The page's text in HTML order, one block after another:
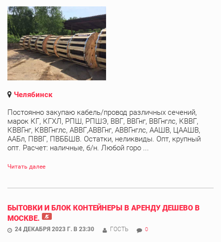
Челябинск
Постоянно закупаю кабель/провод различных сечений,
марок КГ, КГХЛ, РПШ, РПШЭ, ВВГ, ВВГнг, ВВГнглс, КВВГ,
КВВГнг, КВВГнглс, АВВГ,АВВГнг, АВВГнглс, ААШВ, ЦААШВ,
ААБл, ПВВГ, ПВББШВ. Остатки, неликвиды. Опт, крупный
опт. Расчет: наличные, б/н. Любой горо ...
Читать далее
БЫТОВКИ И БЛОК КОНТЕЙНЕРЫ В АРЕНДУ ДЕШЕВО В
МОСКВЕ.
24 ДЕКАБРЯ 2023 Г. В 23:30 ГОСТЬ 0